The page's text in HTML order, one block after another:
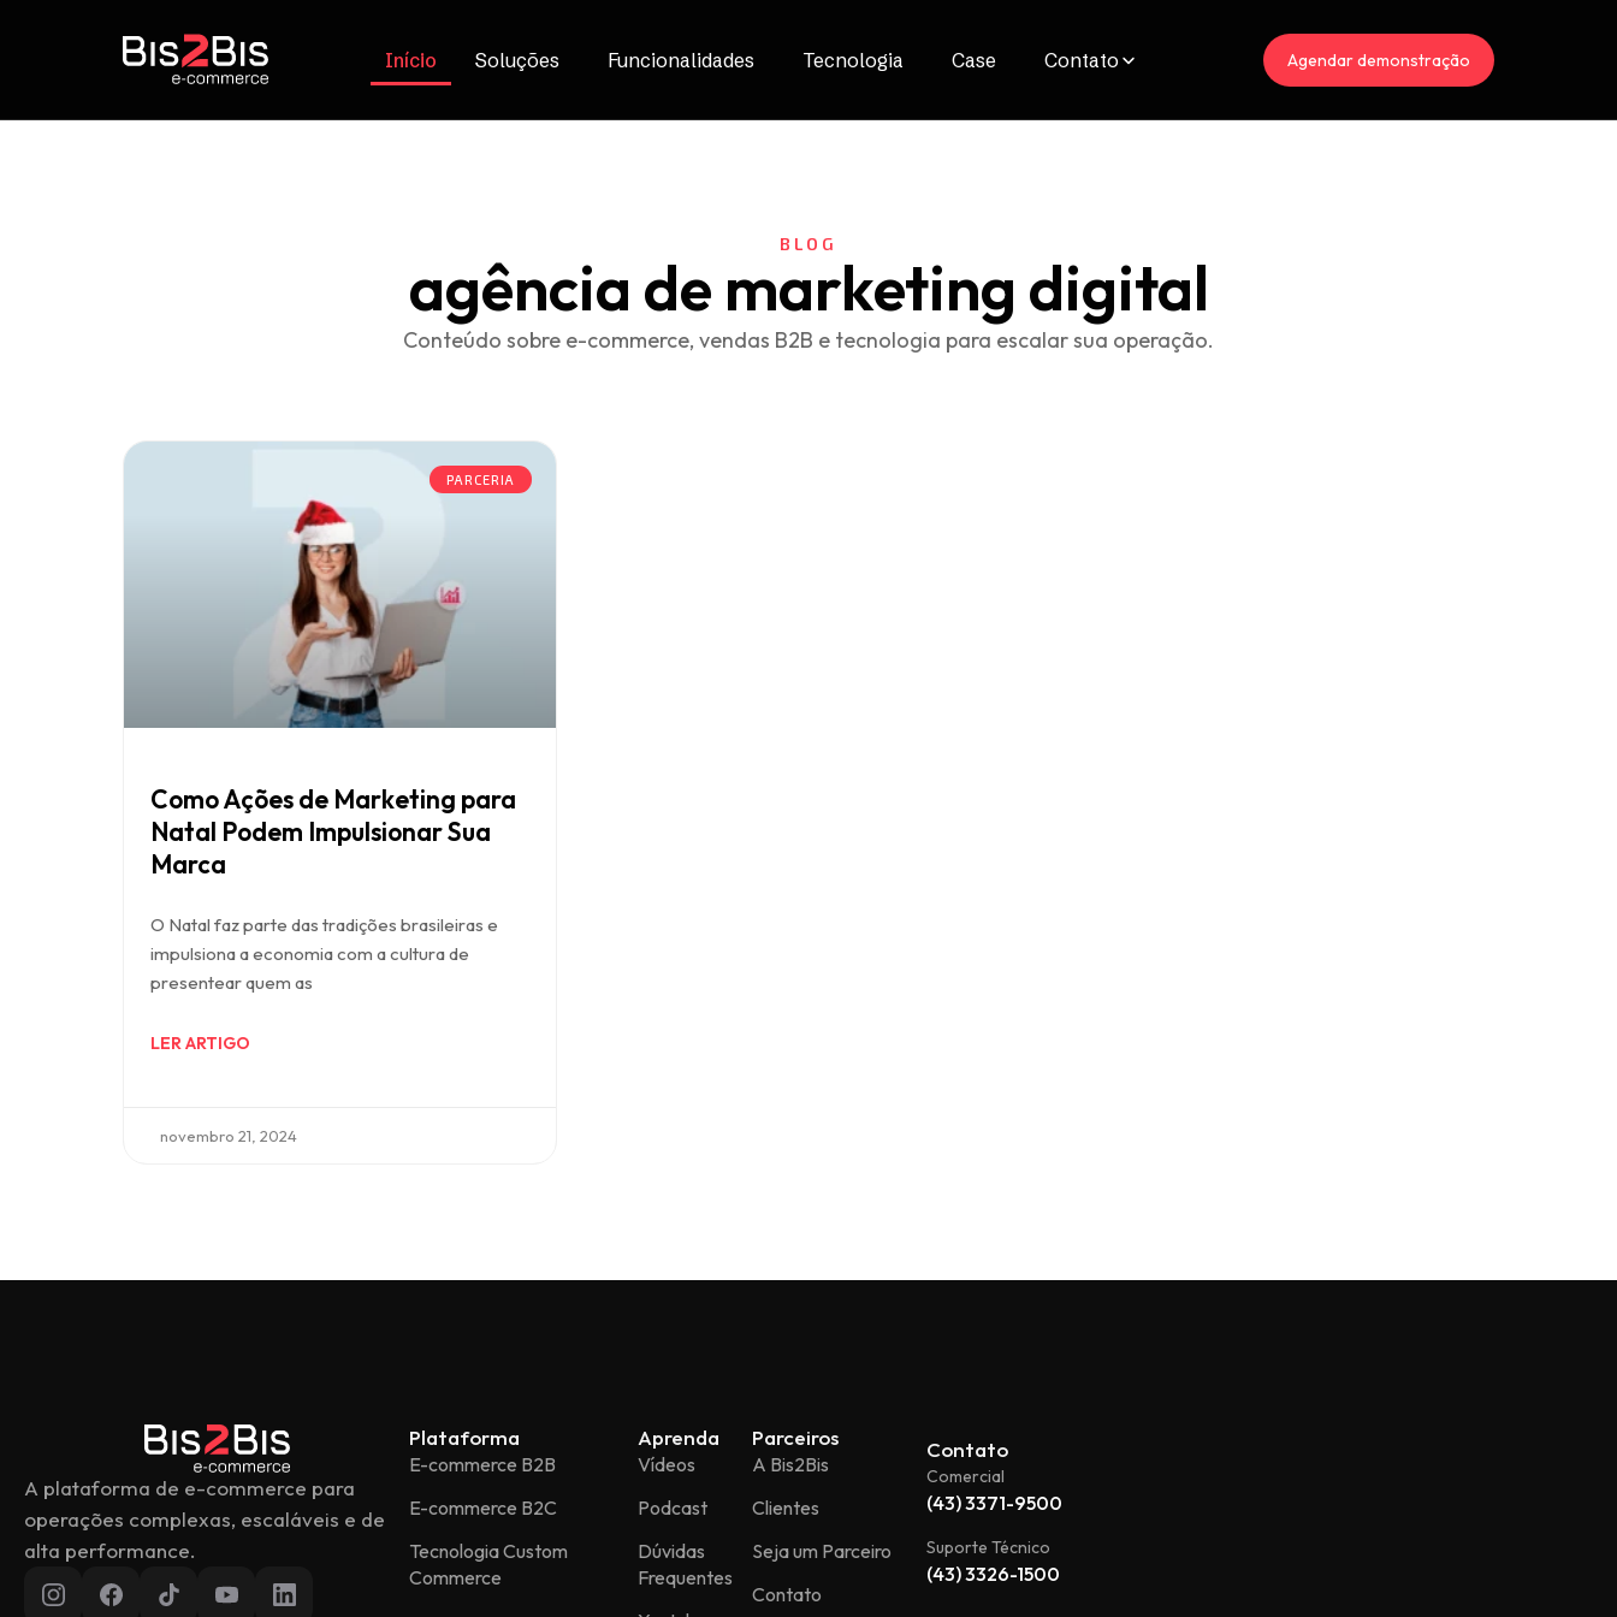
Início Soluções Funcionalidades Tecnologia Case Contato Agendar demonstração
BLOG
agência de marketing digital
Conteúdo sobre e-commerce, vendas B2B e tecnologia para escalar sua operação.
PARCERIA
Como Ações de Marketing para
Natal Podem Impulsionar Sua
Marca
O Natal faz parte das tradições brasileiras e
impulsiona a economia com a cultura de
presentear quem as
LER ARTIGO
novembro 21, 2024
A plataforma de e-commerce para
operações complexas, escaláveis e de
alta performance.
Plataforma
E-commerce B2B
E-commerce B2C
Tecnologia Custom
Commerce
Aprenda
Vídeos
Podcast
Dúvidas
Frequentes
Parceiros
A Bis2Bis
Clientes
Seja um Parceiro
Contato
Contato
Comercial
(43) 3371-9500
Suporte Técnico
(43) 3326-1500